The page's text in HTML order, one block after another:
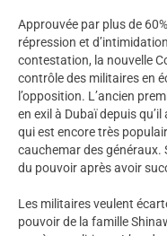
Approuvée par plus de
répression et
contestation, la nouvelle
contrôle des militaires en
l’opposition. L’ancien
en exil à Dubaï depuis
qui est encore très
cauchemar des généraux.
du pouvoir après avoir
Les militaires veulent
pouvoir de la famille